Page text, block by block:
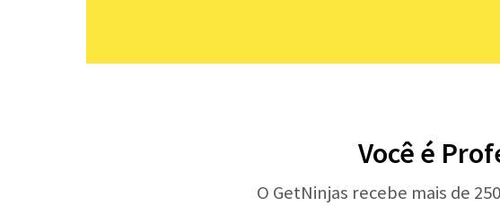
Você é
O GetNinjas recebe mais de